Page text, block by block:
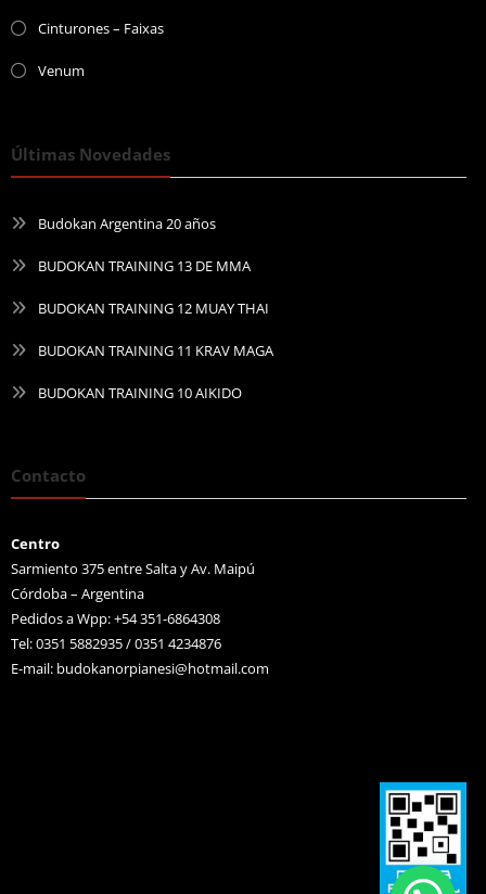
Cinturones – Faixas
Venum
Últimas Novedades
Budokan Argentina 20 años
BUDOKAN TRAINING 13 DE MMA
BUDOKAN TRAINING 12 MUAY THAI
BUDOKAN TRAINING 11 KRAV MAGA
BUDOKAN TRAINING 10 AIKIDO
Contacto
Centro
Sarmiento 375 entre Salta y Av. Maipú
Córdoba – Argentina
Pedidos a Wpp: +54 351-6864308
Tel: 0351 5882935 / 0351 4234876
E-mail: budokanorpianesi@hotmail.com